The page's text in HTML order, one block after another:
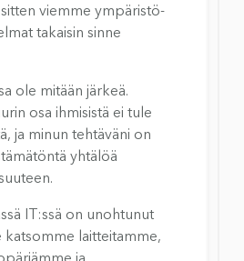
viemme ympäristö-
takaisin sinne
ole mitään järkeä.
osa ihmisistä ei tule
ja minun tehtäväni on
yhtälöä
IT:ssä on unohtunut
katsomme laitteitamme,
ja